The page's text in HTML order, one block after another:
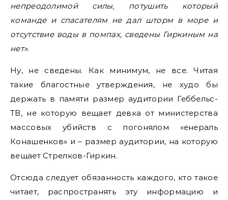
непреодолимой силы, потушить который
команде и спасателям не дал шторм в море и
отсутствие воды в помпах, сведены Гиркиным на
нет».
Ну, не сведены. Как минимум, не все. Читая
такие благостные утверждения, не худо бы
держать в памяти размер аудитории Геббельс-
ТВ, не которую вещает девка от министерства
массовых убийств с погонялом «енераль
Конашенков» и – размер аудитории, на которую
вещает Стрелков-Гиркин.
Отсюда следует обязанность каждого, кто такое
читает, распространять эту информацию и